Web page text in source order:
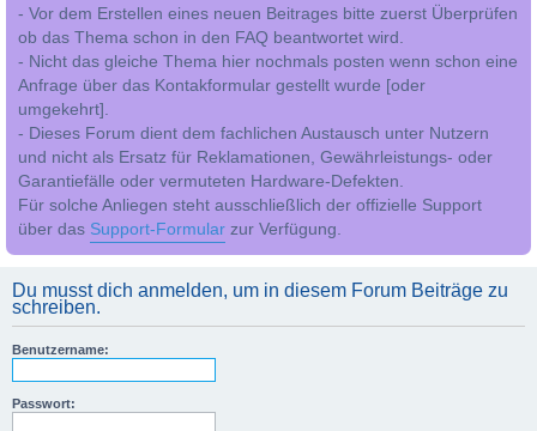
- Vor dem Erstellen eines neuen Beitrages bitte zuerst Überprüfen
ob das Thema schon in den FAQ beantwortet wird.
- Nicht das gleiche Thema hier nochmals posten wenn schon eine
Anfrage über das Kontakformular gestellt wurde [oder
umgekehrt].
- Dieses Forum dient dem fachlichen Austausch unter Nutzern
und nicht als Ersatz für Reklamationen, Gewährleistungs- oder
Garantiefälle oder vermuteten Hardware-Defekten.
Für solche Anliegen steht ausschließlich der offizielle Support
über das Support-Formular zur Verfügung.
Du musst dich anmelden, um in diesem Forum Beiträge zu
schreiben.
Benutzername:
Passwort: